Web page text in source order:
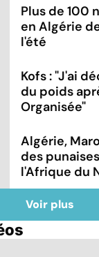
Plus de 100
en Algérie
l'été
Kofs : "J'ai
du poids
Organisée"
Algérie,
des
l'Afrique du
Voir plus